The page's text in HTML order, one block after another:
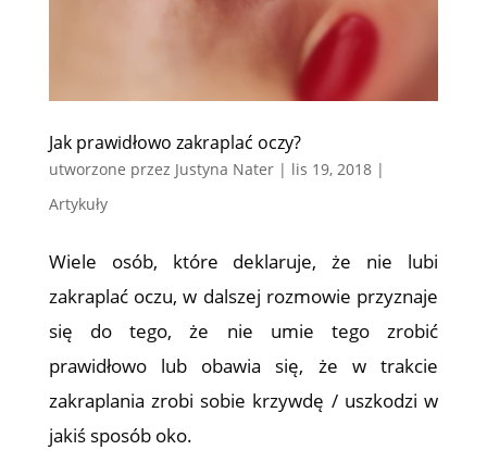
Jak prawidłowo zakraplać oczy?
utworzone przez Justyna Nater| lis 19, 2018|
Artykuły
Wiele osób, które deklaruje, że nie lubi
zakraplać oczu, w dalszej rozmowie przyznaje
się do tego, że nie umie tego zrobić
prawidłowo lub obawia się, że w trakcie
zakraplania zrobi sobie krzywdę / uszkodzi w
jakiś sposób oko.